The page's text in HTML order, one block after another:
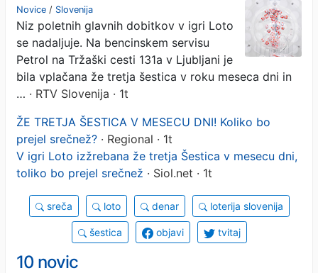
Novice / Slovenija
Niz poletnih glavnih dobitkov v igri Loto
se nadaljuje. Na bencinskem servisu
Petrol na Tržaški cesti 131a v Ljubljani je
bila vplačana že tretja šestica v roku meseca dni in
… · RTV Slovenija · 1t
ŽE TRETJA ŠESTICA V MESECU DNI! Koliko bo
prejel srečnež? · Regional · 1t
V igri Loto izžrebana že tretja Šestica v mesecu dni,
toliko bo prejel srečnež · Siol.net · 1t
sreča loto denar loterija slovenija
šestica objavi tvitaj
10 novic